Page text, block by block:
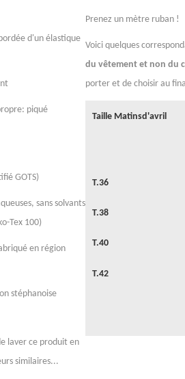
d'un élastique
piqué
GOTS)
sans solvants
Tex 100)
en région
stéphanoise
laver ce produit en
similaires...
Prenez un mètre ruban !
Voici quelques
du vêtement et non du
porter et de choisir au
Taille Matinsd'avril
T.36
T.38
T.40
T.42